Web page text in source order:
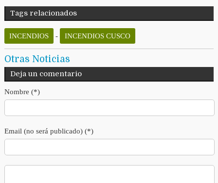
Tags relacionados
INCENDIOS - INCENDIOS CUSCO
Otras Noticias
Deja un comentario
Nombre (*)
Email (no será publicado) (*)